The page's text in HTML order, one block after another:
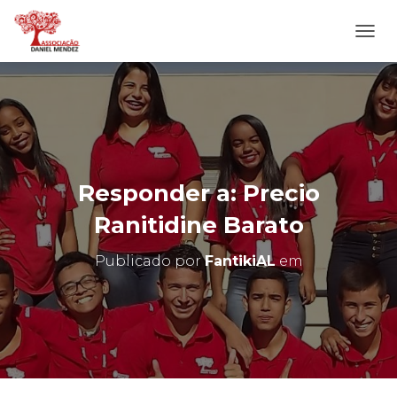
L
T
E
R
N
A
N
A
E
G
O
Responder a: Precio
Ranitidine Barato
Publicado porFantikiALem